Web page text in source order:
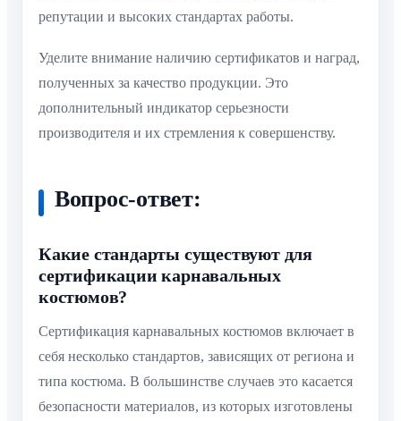
репутации и высоких стандартах работы.
Уделите внимание наличию сертификатов и наград,
полученных за качество продукции. Это
дополнительный индикатор серьезности
производителя и их стремления к совершенству.
Вопрос-ответ:
Какие стандарты существуют для
сертификации карнавальных
костюмов?
Сертификация карнавальных костюмов включает в
себя несколько стандартов, зависящих от региона и
типа костюма. В большинстве случаев это касается
безопасности материалов, из которых изготовлены